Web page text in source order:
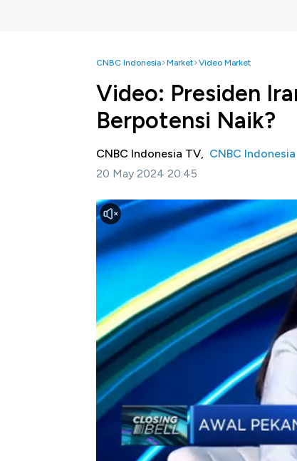
CNBC Indonesia Market Video Market
Video: Presiden
Berpotensi Naik?
CNBC Indonesia TV, CNBC Indonesia
20 May 2024 20:45
Jakarta, CNBC Indonesia- Presiden
kecelakaan helikopter. Lantas seperti
Equity Analyst CNBC Indonesia
Iran memicu kekhawatiran pasar.
Sehingga, ada potensi harga
Selengkapnya saksikan dialog Savira
Reza Ilham Taufani dalam program
Bagikan:
#presiden iran ebrahim raisi